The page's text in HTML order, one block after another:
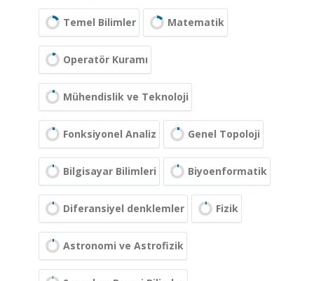
Temel Bilimler Matematik
Operatör Kuramı
Mühendislik ve Teknoloji
Fonksiyonel Analiz Genel Topoloji
Bilgisayar Bilimleri Biyoenformatik
Diferansiyel denklemler Fizik
Astronomi ve Astrofizik